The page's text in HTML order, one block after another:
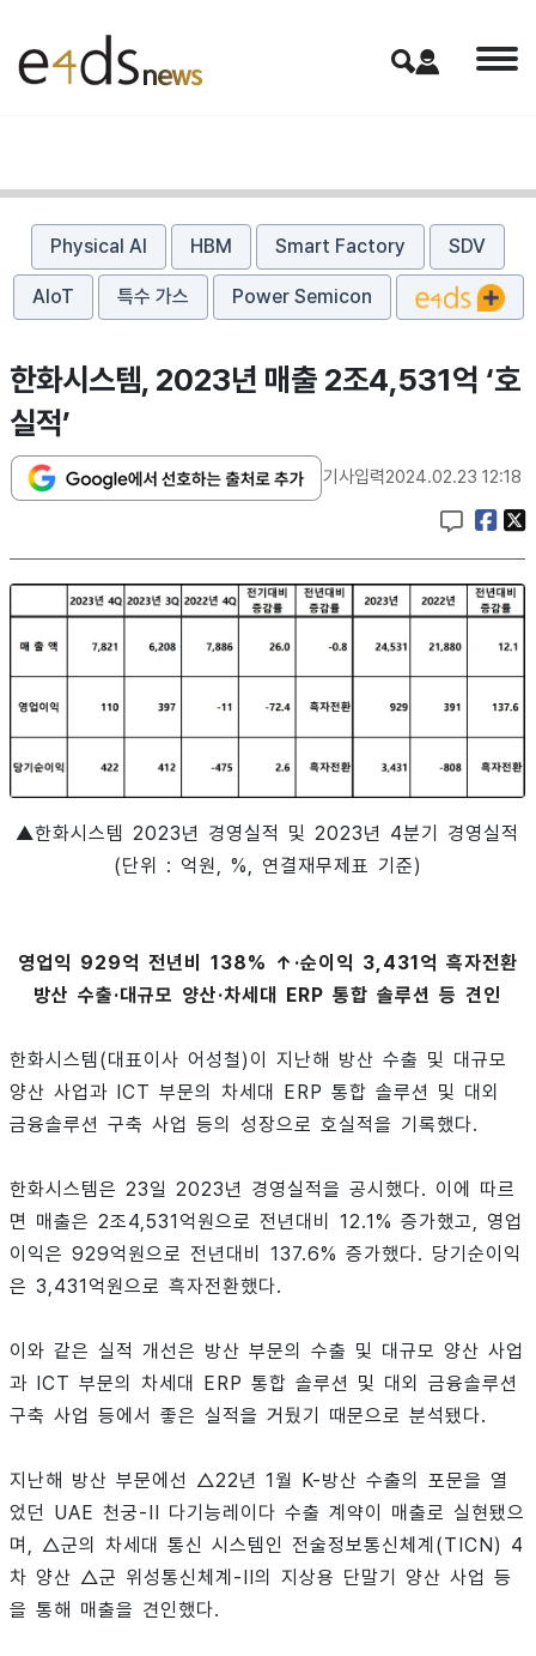
Physical AI HBM Smart Factory SDV
AIoT 특수 가스 Power Semicon
한화시스템, 2023년 매출 2조4,531억 ‘호
실적’
기사입력2024.02.23 12:18
▲한화시스템 2023년 경영실적 및 2023년 4분기 경영실적
(단위 : 억원, %, 연결재무제표 기준)
영업익 929억 전년비 138% ↑·순이익 3,431억 흑자전환
방산 수출·대규모 양산·차세대 ERP 통합 솔루션 등 견인
한화시스템(대표이사 어성철)이 지난해 방산 수출 및 대규모
양산 사업과 ICT 부문의 차세대 ERP 통합 솔루션 및 대외
금융솔루션 구축 사업 등의 성장으로 호실적을 기록했다.
한화시스템은 23일 2023년 경영실적을 공시했다. 이에 따르
면 매출은 2조4,531억원으로 전년대비 12.1% 증가했고, 영업
이익은 929억원으로 전년대비 137.6% 증가했다. 당기순이익
은 3,431억원으로 흑자전환했다.
이와 같은 실적 개선은 방산 부문의 수출 및 대규모 양산 사업
과 ICT 부문의 차세대 ERP 통합 솔루션 및 대외 금융솔루션
구축 사업 등에서 좋은 실적을 거뒀기 때문으로 분석됐다.
지난해 방산 부문에선 △22년 1월 K-방산 수출의 포문을 열
었던 UAE 천궁-II 다기능레이다 수출 계약이 매출로 실현됐으
며, △군의 차세대 통신 시스템인 전술정보통신체계(TICN) 4
차 양산 △군 위성통신체계-II의 지상용 단말기 양산 사업 등
을 통해 매출을 견인했다.